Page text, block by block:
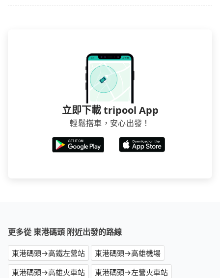
立即下載 tripool App
輕鬆搭車，安心出發！
更多從 東港碼頭 附近出發的路線
東港碼頭→高鐵左營站
東港碼頭→高雄機場
東港碼頭→高雄火車站
東港碼頭→左營火車站